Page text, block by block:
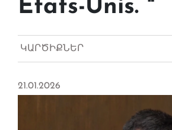
États-Unis. "
ԿԱՐԾԻՔՆԵՐ
21.01.2026